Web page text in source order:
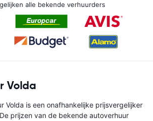
alle bekende verhuurders
Volda
Volda is een onafhankelijke prijsvergelijker
prijzen van de bekende autoverhuur